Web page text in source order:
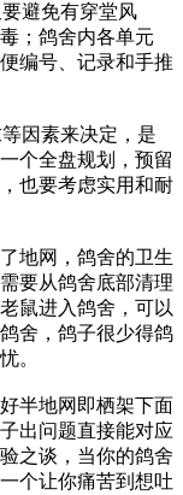
避免有穿堂风
；鸽舍内各单元
编号、记录和手推
因素来决定，是
个全盘规划，预留
也要考虑实用和耐
地网，鸽舍的卫生
要从鸽舍底部清理
鼠进入鸽舍，可以
舍，鸽子很少得鸽
。
半地网即栖架下面
出问题直接能对应
之谈，当你的鸽舍
个让你痛苦到想吐